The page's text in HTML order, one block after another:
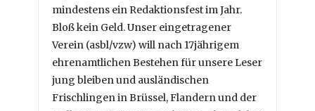
mindestens ein Redaktionsfest im Jahr.
Bloß kein Geld. Unser eingetragener
Verein (asbl/vzw) will nach 17jährigem
ehrenamtlichen Bestehen für unsere Leser
jung bleiben und ausländischen
Frischlingen in Brüssel, Flandern und der